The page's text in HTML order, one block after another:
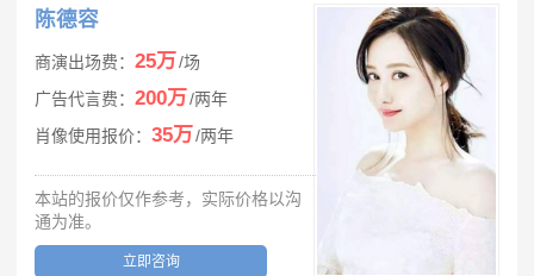
0713再就业男团商演报价多少
《声声不息大湾区季》第一期参演明星商演出场费报价
0713再就业男团商演报价多少
陈德容
商演出场费： 25万/场
广告代言费： 200万/两年
肖像使用报价： 35万/两年
本站的报价仅作参考，实际价格以沟
通为准。
立即咨询